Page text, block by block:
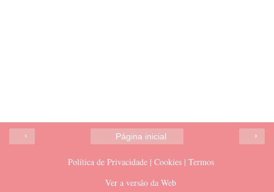
‹ ›
Página inicial
Política de Privacidade | Cookies | Termos
Ver a versão da Web